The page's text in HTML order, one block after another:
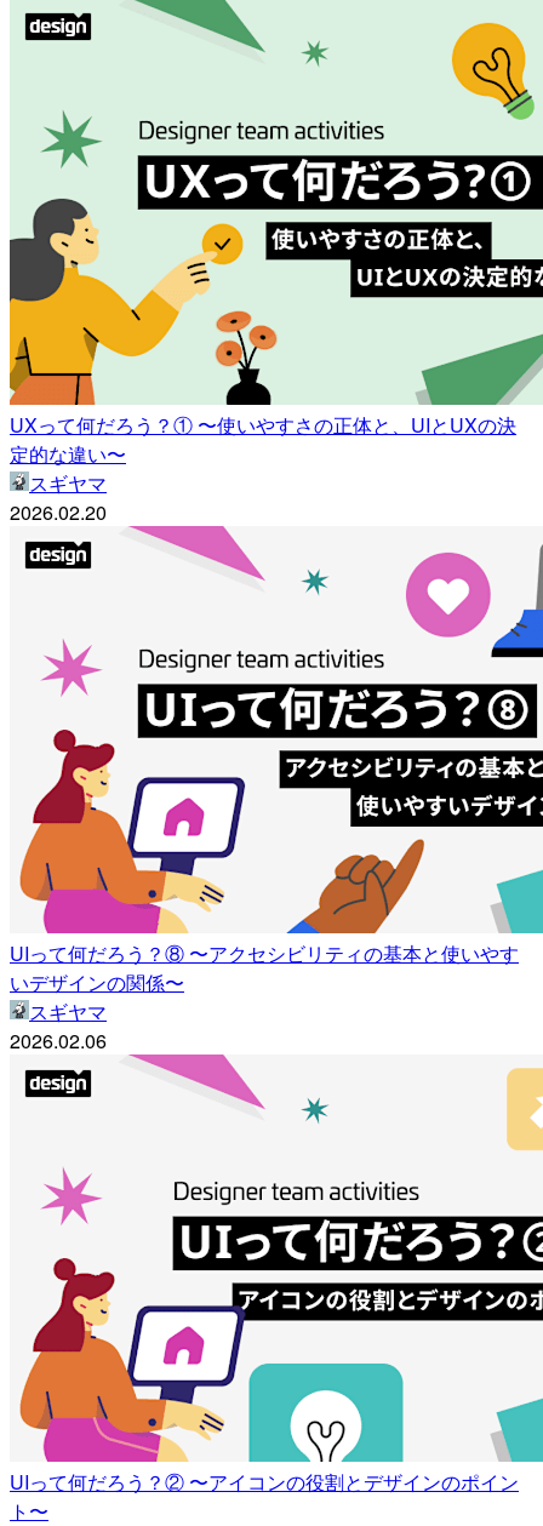
UXって何だろう？① 〜使いやすさの正体と、UIとUXの決
定的な違い〜
スギヤマ
2026.02.20
UIって何だろう？⑧ 〜アクセシビリティの基本と使いやす
いデザインの関係〜
スギヤマ
2026.02.06
UIって何だろう？② 〜アイコンの役割とデザインのポイン
ト〜